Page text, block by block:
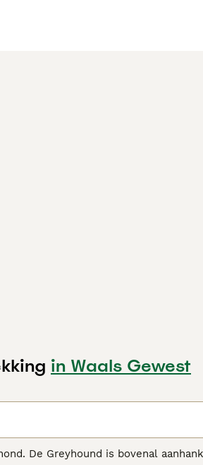
in Waals Gewest
De Greyhound is bovenal